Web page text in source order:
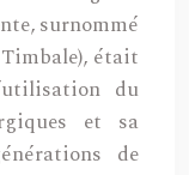
surnommé
était
du
et sa
de